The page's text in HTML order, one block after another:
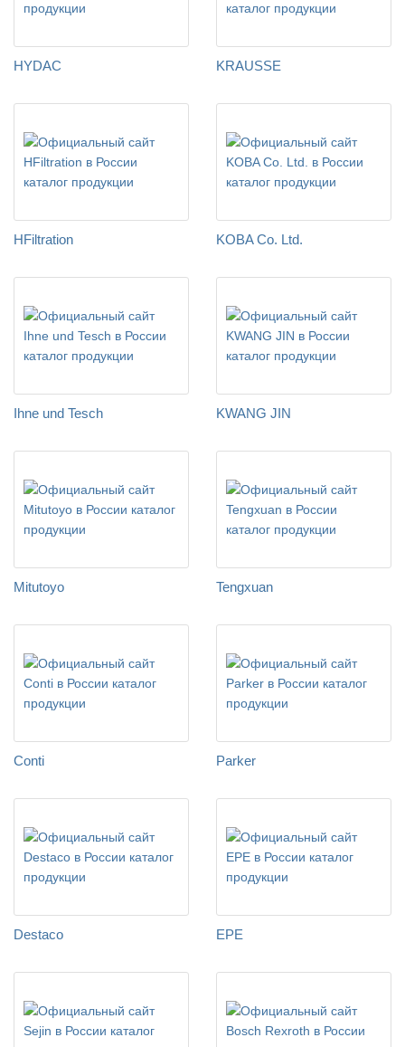
HYDAC KRAUSSE
HFiltration KOBA Co. Ltd.
Ihne und Tesch KWANG JIN
Mitutoyo Tengxuan
Conti Parker
Destaco EPE